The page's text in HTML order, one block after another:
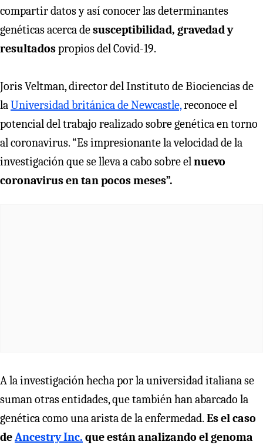
compartir datos y así conocer las determinantes
genéticas acerca desusceptibilidad, gravedad y
resultadospropios del Covid-19.
Joris Veltman, director del Instituto de Biociencias de
laUniversidad británica de Newcastle,reconoce el
potencial del trabajo realizado sobre genética en torno
al coronavirus. “Es impresionante la velocidad de la
investigación que se lleva a cabo sobre elnuevo
coronavirus en tan pocos meses”.
A la investigación hecha por la universidad italiana se
suman otras entidades, que también han abarcado la
genética como una arista de la enfermedad. Es el caso
deAncestry Inc. que están analizando el genoma